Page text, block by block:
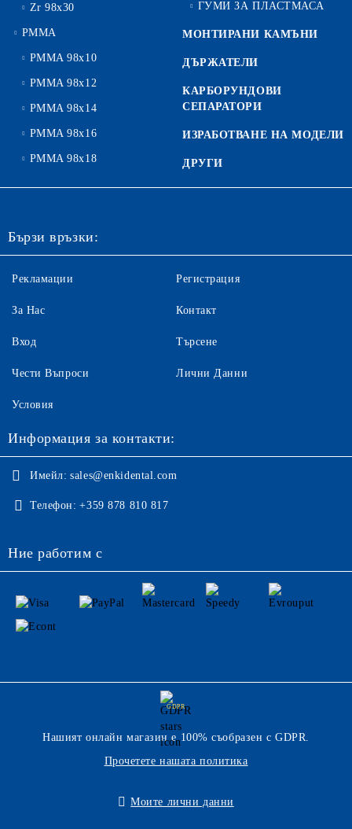
Zr 98x30
PMMA
PMMA 98x10
PMMA 98x12
PMMA 98x14
PMMA 98x16
PMMA 98x18
ГУМИ ЗА ПЛАСТМАСА
МОНТИРАНИ КАМЪНИ
ДЪРЖАТЕЛИ
КАРБОРУНДОВИ
СЕПАРАТОРИ
ИЗРАБОТВАНЕ НА МОДЕЛИ
ДРУГИ
Бързи връзки:
Рекламации
За Нас
Вход
Чести Въпроси
Регистрация
Контакт
Търсене
Лични Данни
Условия
Информация за контакти:
Имейл: sales@enkidental.com
Телефон: +359 878 810 817
Ние работим с
GDPR
Нашият онлайн магазин е 100% съобразен с GDPR.
Прочетете нашата политика
Моите лични данни